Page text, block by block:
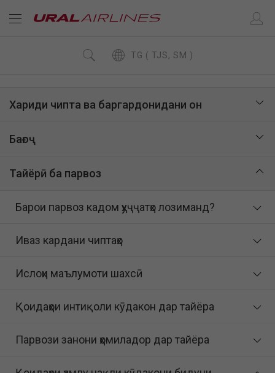
TG ( TJS, SM )
Хариди чипта ва баргардонидани он
Бағоҷ
Тайёрӣ ба парвоз
Барои парвоз кадом ҳуҷҷатҳо лозиманд?
Иваз кардани чиптаҳо
Ислоҳи маълумоти шахсӣ
Қоидаҳои интиқоли кӯдакон дар тайёра
Парвози занони ҳомиладор дар тайёра